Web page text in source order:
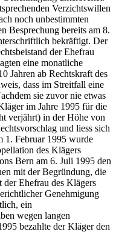
Verzichtswillen
noch unbestimmten
Besprechung bereits am 8.
bekräftigt. Der
der Ehefrau
eine monatliche
Jahren ab Rechtskraft des
dass im Streitfall eine
sie zuvor nie etwas
im Jahre 1995 für die
verjährt) in der Höhe von
und liess sich
1. Februar 1995 wurde
des Klägers
Bern am 6. Juli 1995 den
mit der Begründung, die
der Ehefrau des Klägers
Genehmigung
ein
wegen langen
bezahlte der Kläger den